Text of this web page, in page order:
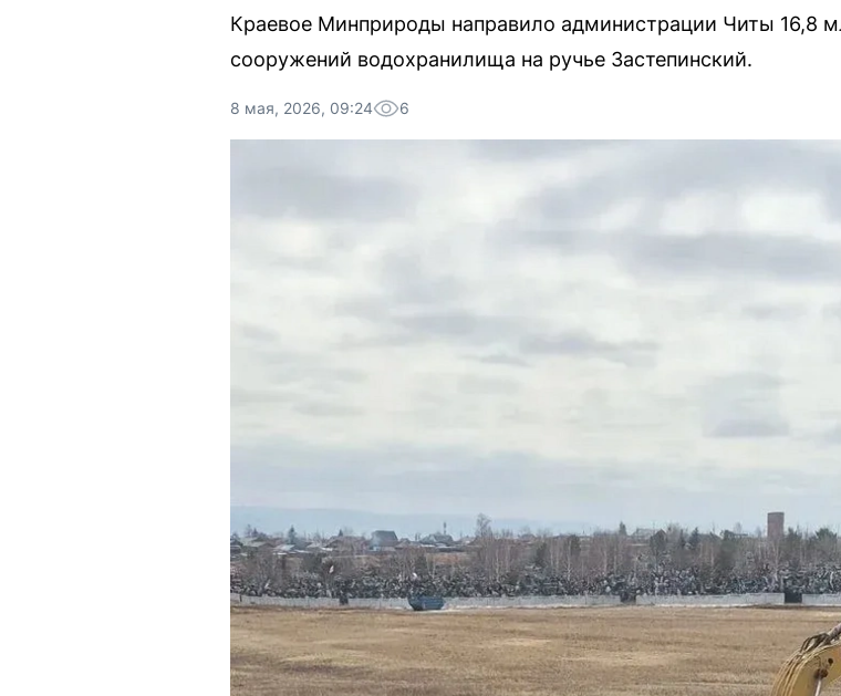
Краевое Минприроды направило администрации Читы 16,8
сооружений водохранилища на ручье Застепинский.
8 мая, 2026, 09:24 6